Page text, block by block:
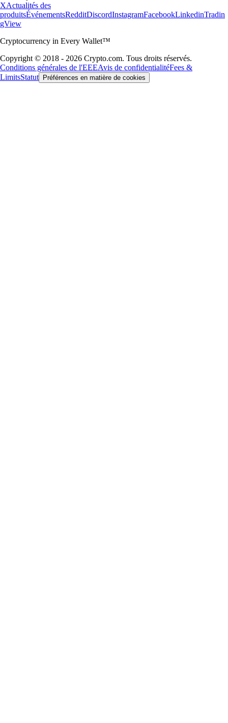
XActualités des
produitsÉvénementsRedditDiscordInstagramFacebookLinkedinTradin
gView
Cryptocurrency in Every Wallet™
Copyright © 2018 - 2026 Crypto.com. Tous droits réservés.
Conditions générales de l'EEEAvis de confidentialitéFees &
LimitsStatut Préférences en matière de cookies